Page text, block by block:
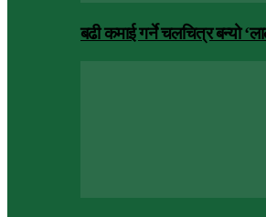
बढी कमाई गर्ने चलचित्र बन्यो